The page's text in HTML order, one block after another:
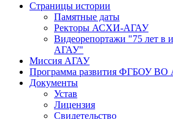
Страницы истории
Памятные даты
Ректоры АСХИ-АГАУ
Видеорепортажи "75 лет
АГАУ"
Миссия АГАУ
Программа развития ФГБОУ ВО
Документы
Устав
Лицензия
Свидетельство